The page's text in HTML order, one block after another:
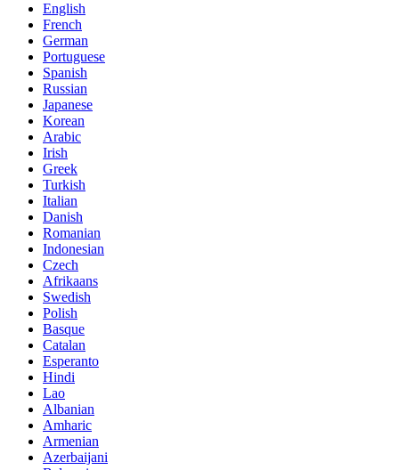
English
French
German
Portuguese
Spanish
Russian
Japanese
Korean
Arabic
Irish
Greek
Turkish
Italian
Danish
Romanian
Indonesian
Czech
Afrikaans
Swedish
Polish
Basque
Catalan
Esperanto
Hindi
Lao
Albanian
Amharic
Armenian
Azerbaijani